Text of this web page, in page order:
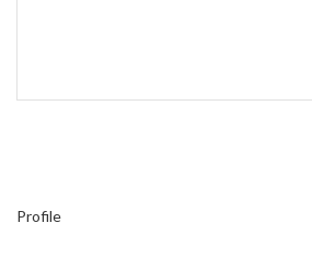
Profile